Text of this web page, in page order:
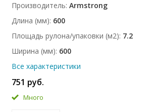
Производитель Armstrong
Длина (мм) 600
Площадь рулона/упаковки (м2) 7.2
Ширина (мм) 600
Все характеристики
751 руб.
Много